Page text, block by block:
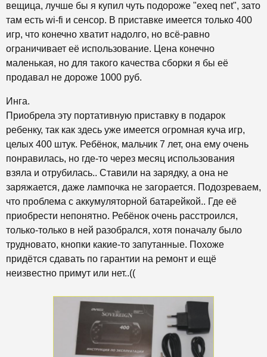
вещица, лучше бы я купил чуть подороже "exeq net", зато
там есть wi-fi и сенсор. В приставке имеется только 400
игр, что конечно хватит надолго, но всё-равно
ограничивает её использование. Цена конечно
маленькая, но для такого качества сборки я бы её
продавал не дороже 1000 руб.
Инга.
Приобрела эту портативную приставку в подарок
ребенку, так как здесь уже имеется огромная куча игр,
целых 400 штук. Ребёнок, мальчик 7 лет, она ему очень
понравилась, но где-то через месяц использования
взяла и отрубилась.. Ставили на зарядку, а она не
заряжается, даже лампочка не загорается. Подозреваем,
что проблема с аккумуляторной батарейкой.. Где её
приобрести непонятно. Ребёнок очень расстроился,
только-только в ней разобрался, хотя поначалу было
трудновато, кнопки какие-то запутанные. Похоже
придётся сдавать по гарантии на ремонт и ещё
неизвестно примут или нет..((